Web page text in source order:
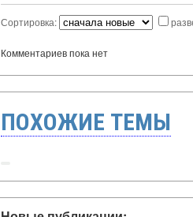
Сортировка:
Комментариев пока нет
ПОХОЖИЕ ТЕМЫ